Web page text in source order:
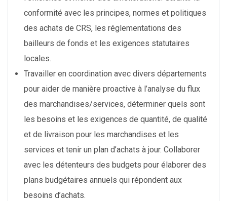
conformité avec les principes, normes et politiques
des achats de CRS, les réglementations des
bailleurs de fonds et les exigences statutaires
locales.
Travailler en coordination avec divers départements
pour aider de manière proactive à l’analyse du flux
des marchandises/services, déterminer quels sont
les besoins et les exigences de quantité, de qualité
et de livraison pour les marchandises et les
services et tenir un plan d’achats à jour. Collaborer
avec les détenteurs des budgets pour élaborer des
plans budgétaires annuels qui répondent aux
besoins d’achats.